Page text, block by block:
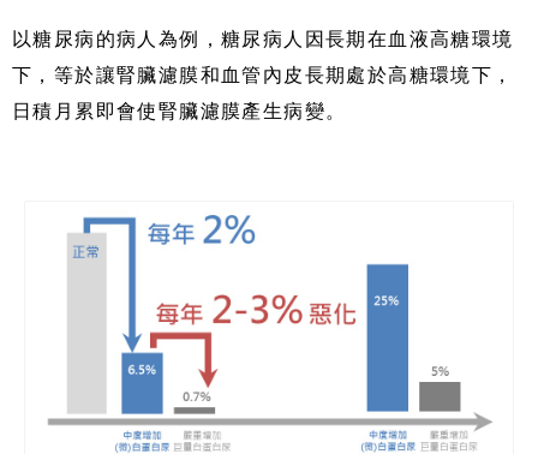
以糖尿病的病人為例，糖尿病人因長期在血液高糖環境
下，等於讓腎臟濾膜和血管內皮長期處於高糖環境下，
日積月累即會使腎臟濾膜產生病變。